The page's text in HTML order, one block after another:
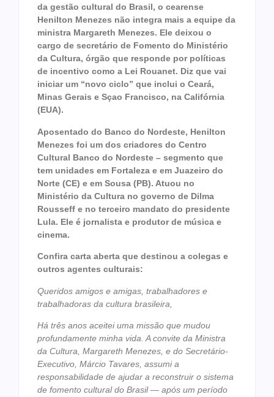
da gestão cultural do Brasil, o cearense
Henilton Menezes não integra mais a equipe da
ministra Margareth Menezes. Ele deixou o
cargo de secretário de Fomento do Ministério
da Cultura, órgão que responde por políticas
de incentivo como a Lei Rouanet. Diz que vai
iniciar um “novo ciclo” que inclui o Ceará,
Minas Gerais e Sçao Francisco, na Califórnia
(EUA).
Aposentado do Banco do Nordeste, Henilton
Menezes foi um dos criadores do Centro
Cultural Banco do Nordeste – segmento que
tem unidades em Fortaleza e em Juazeiro do
Norte (CE) e em Sousa (PB). Atuou no
Ministério da Cultura no governo de Dilma
Rousseff e no terceiro mandato do presidente
Lula. Ele é jornalista e produtor de música e
cinema.
Confira carta aberta que destinou a colegas e
outros agentes culturais:
Queridos amigos e amigas, trabalhadores e
trabalhadoras da cultura brasileira,
Há três anos aceitei uma missão que mudou
profundamente minha vida. A convite da Ministra
da Cultura, Margareth Menezes, e do Secretário-
Executivo, Márcio Tavares, assumi a
responsabilidade de ajudar a reconstruir o sistema
de fomento cultural do Brasil — após um período